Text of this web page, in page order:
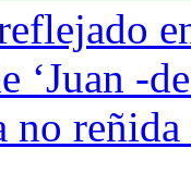
‘Juan -
no